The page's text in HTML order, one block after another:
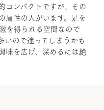
コンパクトですが、その
属性の人がいます。足を
を得られる空間なので
いので迷ってしまうかも
味を広げ、深めるには絶